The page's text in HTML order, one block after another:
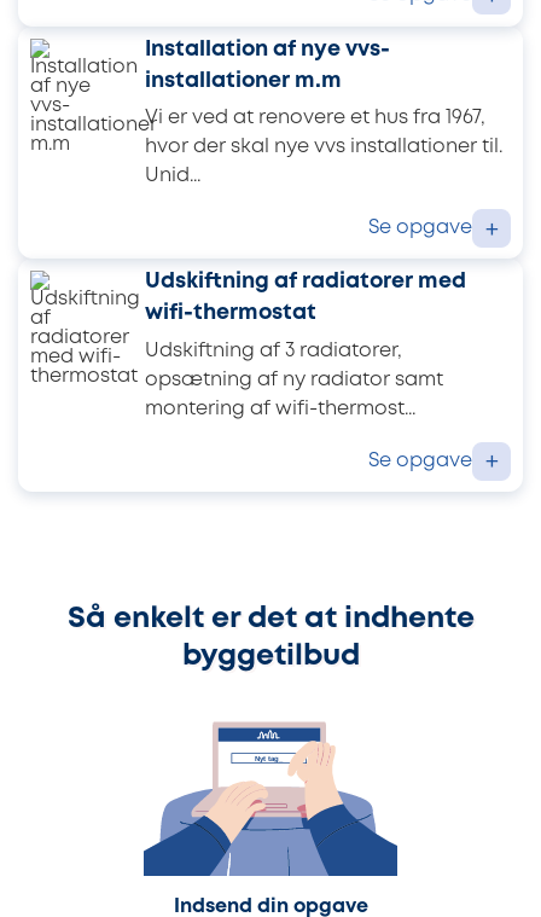
Installation af nye vvs-
installationer m.m
Vi er ved at renovere et hus fra 1967,
hvor der skal nye vvs installationer til.
Unid...
Se opgave +
Udskiftning af radiatorer med
wifi-thermostat
Udskiftning af 3 radiatorer,
opsætning af ny radiator samt
montering af wifi-thermost...
Se opgave +
Så enkelt er det at indhente
byggetilbud
Indsend din opgave